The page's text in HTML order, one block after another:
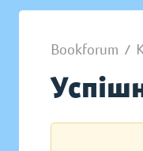
Bookforum /